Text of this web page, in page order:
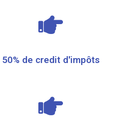
50% de credit d'impôts